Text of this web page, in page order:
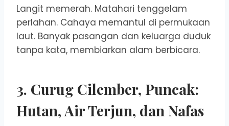
Langit memerah. Matahari tenggelam
perlahan. Cahaya memantul di permukaan
laut. Banyak pasangan dan keluarga duduk
tanpa kata, membiarkan alam berbicara.
3. Curug Cilember, Puncak:
Hutan, Air Terjun, dan Nafas